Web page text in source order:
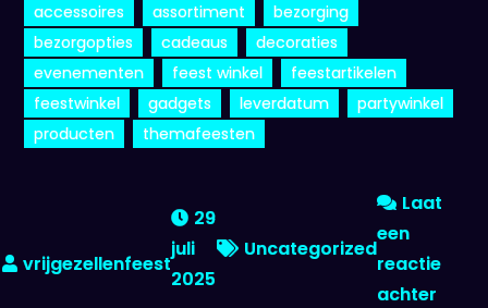
accessoires assortiment
bezorging
bezorgopties
cadeaus
decoraties
evenementen
feest winkel
feestartikelen
feestwinkel
gadgets leverdatum
partywinkel
producten
themafeesten
29
juli
2025
Uncategorized
Laat
een
reactie
achterop